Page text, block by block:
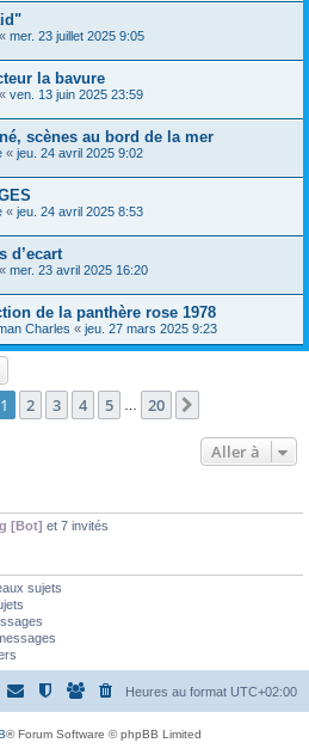
« mer. 23 juillet 2025 9:05
la bavure
« ven. 13 juin 2025 23:59
scènes au bord de la mer
« jeu. 24 avril 2025 9:02
« jeu. 24 avril 2025 8:53
d’ecart
« mer. 23 avril 2025 16:20
de la panthère rose 1978
Charles « jeu. 27 mars 2025 9:23
1sur20
1 2 3 4 5 20
Aller à
[Bot] et 7 invités
sujets
Heures au format UTC+02:00
® Forum Software © phpBB Limited